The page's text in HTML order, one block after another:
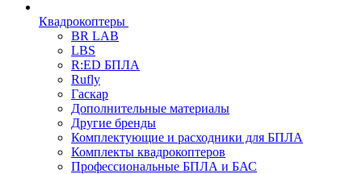
Квадрокоптеры
BR LAB
LBS
R:ED БПЛА
Rufly
Гаскар
Дополнительные материалы
Другие бренды
Комплектующие и расходники для БПЛА
Комплекты квадрокоптеров
Профессиональные БПЛА и БАС